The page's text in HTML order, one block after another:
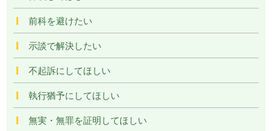
前科を避けたい
示談で解決したい
不起訴にしてほしい
執行猶予にしてほしい
無実・無罪を証明してほしい